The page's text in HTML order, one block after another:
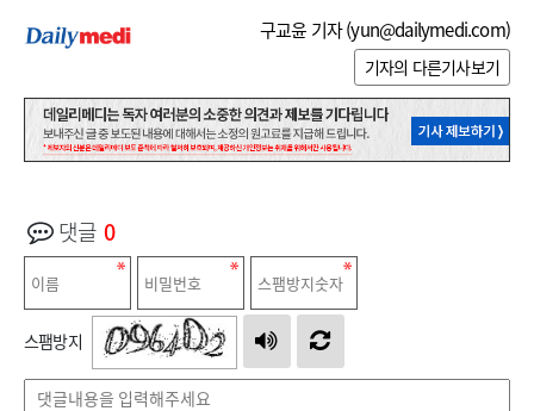
구교윤 기자 (yun@dailymedi.com)
기자의 다른기사보기
댓글 0
스팸방지